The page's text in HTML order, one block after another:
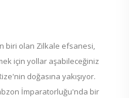
biri olan Zilkale efsanesi,
için yollar aşabileceğiniz
doğasına yakışıyor.
İmparatorluğu'nda bir